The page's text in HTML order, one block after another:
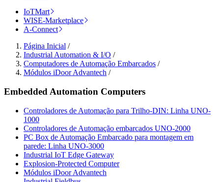
IoTMart
WISE-Marketplace
A-Connect
Página Inicial /
Industrial Automation & I/O /
Computadores de Automação Embarcados /
Módulos iDoor Advantech /
Embedded Automation Computers
Controladores de Automação para Trilho-DIN: Linha UNO-
1000
Controladores de Automação embarcados UNO-2000
PC Box de Automação Embarcado para montagem em
parede: Linha UNO-3000
Industrial IoT Edge Gateway
Explosion-Protected Computer
Módulos iDoor Advantech